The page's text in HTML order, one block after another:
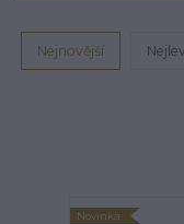
Nejnovější
Novinka